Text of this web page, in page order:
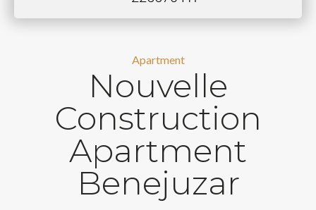
Apartment
Nouvelle
Construction
Apartment
Benejuzar